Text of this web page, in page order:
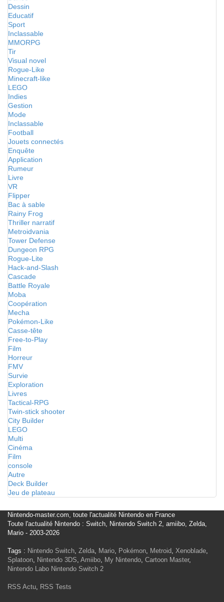
Dessin
Educatif
Sport
Inclassable
MMORPG
Tir
Visual novel
Rogue-Like
Minecraft-like
LEGO
Indies
Gestion
Mode
Inclassable
Football
Jouets connectés
Enquête
Application
Rumeur
Livre
VR
Flipper
Bac à sable
Rainy Frog
Thriller narratif
Metroidvania
Tower Defense
Dungeon RPG
Rogue-Lite
Hack-and-Slash
Cascade
Battle Royale
Moba
Coopération
Mecha
Pokémon-Like
Casse-tête
Free-to-Play
Film
Horreur
FMV
Survie
Exploration
Livres
Tactical-RPG
Twin-stick shooter
City Builder
LEGO
Multi
Cinéma
Film
console
Autre
Deck Builder
Jeu de plateau
Nintendo-master.com, toute l'actualité Nintendo en France
Toute l'actualité Nintendo : Switch, Nintendo Switch 2, amiibo, Zelda,
Mario - 2003-2026
Tags : Nintendo Switch, Zelda, Mario, Pokémon, Metroid, Xenoblade,
Splatoon, Nintendo 3DS, Amiibo, My Nintendo, Cartoon Master,
Nintendo Labo Nintendo Switch 2
RSS Actu, RSS Tests